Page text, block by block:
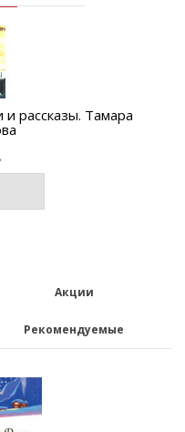
рассказы. Тамара
Акции
Рекомендуемые